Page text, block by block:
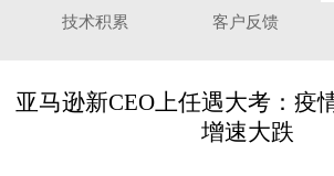
技术积累 客户反馈
亚马逊新CEO上任遇大考：疫
增速大跌